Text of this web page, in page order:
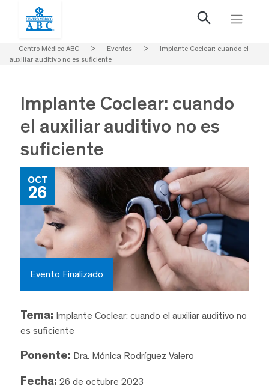
Centro Médico ABC > Eventos >
Implante Coclear: cuando el
auxiliar auditivo no es suficiente
Implante Coclear: cuando
el auxiliar auditivo no es
suficiente
OCT
26
Evento Finalizado
Tema: Implante Coclear: cuando el auxiliar auditivo no
es suficiente
Ponente: Dra. Mónica Rodríguez Valero
Fecha: 26 de octubre 2023